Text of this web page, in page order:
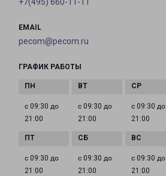
+7(495) 660-11-11
EMAIL
pecom@pecom.ru
ГРАФИК РАБОТЫ
с 09:30 до
21:00
с 09:30 до
21:00
с 09:30 до
21:00
с 09:30 до
21:00
с 09:30 до
21:00
с 09:30 до
21:00